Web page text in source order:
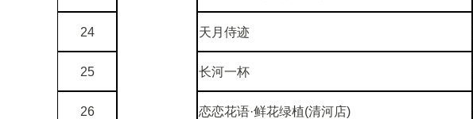
24 天月侍迹
25 长河一杯
26 恋恋花语·鲜花绿植(清河店)